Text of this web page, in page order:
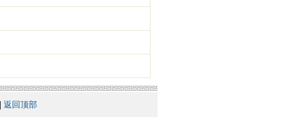
返回顶部